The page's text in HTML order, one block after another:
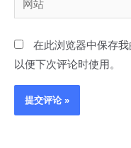
箱
站
在此浏览器中保存
以便下次评论时使用。